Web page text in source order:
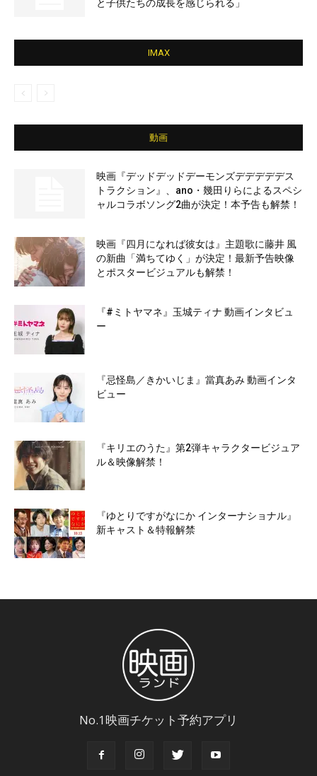
と子供たちの成長を感じられる」
IMAX
動画
映画『デッドデッドデーモンズデデデデデス
トラクション』、ano・幾田りらによるスペシ
ャルコラボソング2曲が決定！本予告も解禁！
映画『四月になれば彼女は』主題歌に藤井 風
の新曲「満ちてゆく」が決定！最新予告映像
とポスタービジュアルも解禁！
『#ミトヤマネ』玉城ティナ 動画インタビュ
ー
『忌怪島／きかいじま』當真あみ 動画インタ
ビュー
『キリエのうた』第2弾キャラクタービジュア
ル＆映像解禁！
『ゆとりですがなにか インターナショナル』
新キャスト＆特報解禁
No.1映画チケット予約アプリ